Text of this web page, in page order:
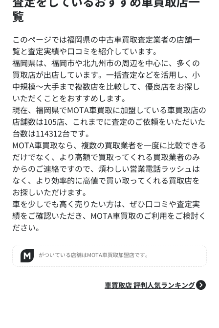
覧
このページでは福岡県の中古車買取査定業者の店舗一
覧と査定実績や口コミを紹介しています。
福岡県は、福岡市や北九州市の周辺を中心に、多くの
買取店が出店しています。一括査定などを活用し、小
中規模～大手まで複数店を比較して、優良店をお探し
いただくことをおすすめします。
現在、福岡県でMOTA車買取に加盟している車買取店の
店舗数は105店、これまでに査定のご依頼をいただいた
台数は114312台です。
MOTA車買取なら、複数の買取業者を一度に比較できる
だけでなく、より高額で買取ってくれる買取業者のみ
からのご連絡ですので、煩わしい営業電話ラッシュは
なく、より効率的に高値で買い取ってくれる買取店を
お探しいただけます。
車を少しでも高く売りたい方は、ぜひ口コミや査定実
績をご確認いただき、MOTA車買取のご利用をご検討く
ださい。
がついている店舗はMOTA車買取加盟店です。
車買取店 評判人気ランキング